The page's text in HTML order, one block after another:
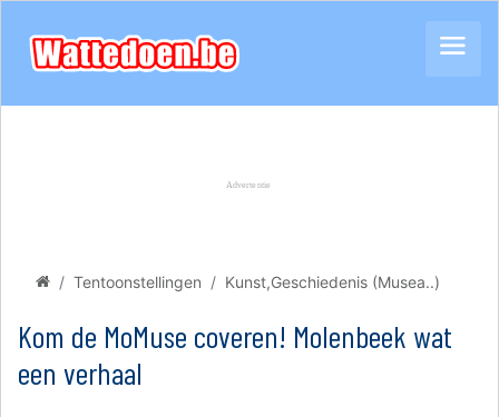
Tentoonstellingen Kunst,Geschiedenis (Musea..)
Kom de MoMuse coveren! Molenbeek wat
een verhaal